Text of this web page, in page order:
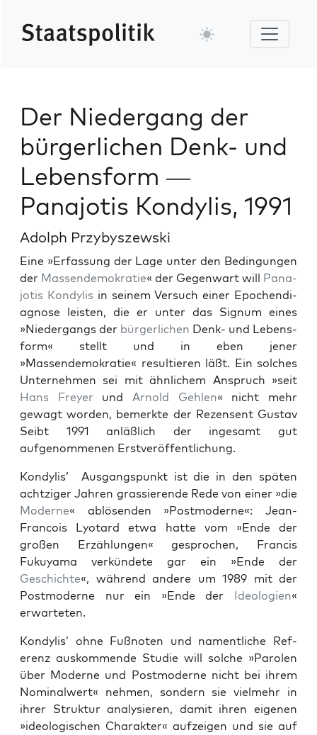
Der Niedergang der
bürgerlichen Denk- und
Lebensform —
Panajotis Kondylis, 1991
Adolph Przybyszewski
Eine »Erfas­sung der Lage unter den Bedin­gun­gen
der Massendemokratie« der Gegen­wart will Pana­
jo­tis Kondylis in seinem Ver­such ein­er Epochen­di­
ag­nose leis­ten, die er unter das Signum eines
»Nieder­gangs der bürg­er­lichen Denk- und Lebens­
form« stellt und in eben jen­er
»Massendemokratie« resul­tieren läßt. Ein solch­es
Unternehmen sei mit ähn­lichem Anspruch »seit
Hans Frey­er undArnold Gehlen« nicht mehr
gewagt wor­den, bemerk­te der Rezensent Gus­tav
Seibt 1991 anläßlich der inge­samt gut
aufgenomme­nen Erstveröf­fentlichung.
Kondylis’  Aus­gangspunkt ist die in den späten
achtziger Jahren grassierende Rede von ein­er »die
Mod­erne« ablösenden »Post­mod­erne«: Jean-
Fran­cois Lyotard etwa hat­te vom »Ende der
großen Erzäh­lun­gen« gesprochen, Fran­cis
Fukuya­ma verkün­dete gar ein »Ende der
Geschichte«, während andere um 1989 mit der
Post­mod­erne nur ein »Ende der Ide­olo­gien«
erwarteten.
Kondylis’ ohne Fußnoten und namentliche Ref­
erenz ausk­om­mende Studie will solche »Parolen
über Mod­erne und Post­mod­erne nicht bei ihrem
Nom­i­nal­w­ert« nehmen, son­dern sie vielmehr in
ihrer Struk­tur analysieren, damit ihren eige­nen
»ide­ol­o­gis­chen Charak­ter« aufzeigen und sie auf